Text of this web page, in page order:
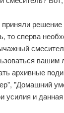
решение
то сперва
архивные
"Домашний
усилия и